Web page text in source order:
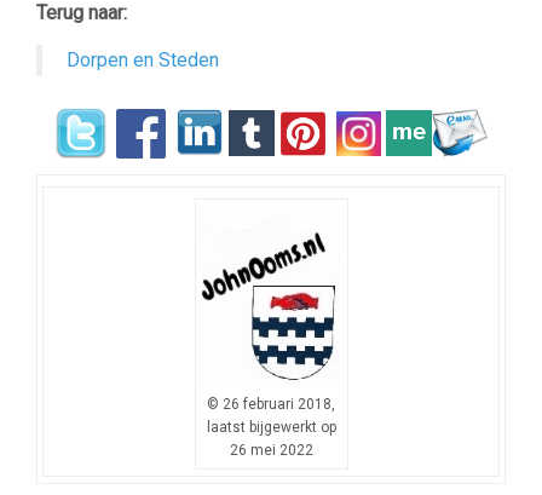
Terug naar:
Dorpen en Steden
© 26 februari 2018,
laatst bijgewerkt op
26 mei 2022